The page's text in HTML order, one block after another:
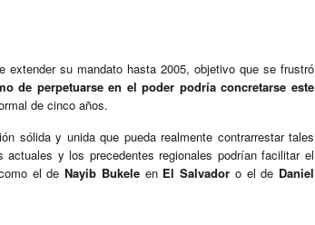
extender su mandato hasta 2005, objetivo que se frustró
de perpetuarse en el poder podría concretarse este
de cinco años.
sólida y unida que pueda realmente contrarrestar tales
y los precedentes regionales podrían facilitar el
el de Nayib Bukeleen El Salvador o el de Daniel